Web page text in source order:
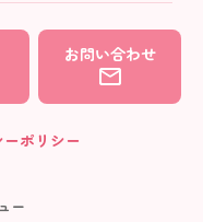
お問い合わせ
ポリシー
ー